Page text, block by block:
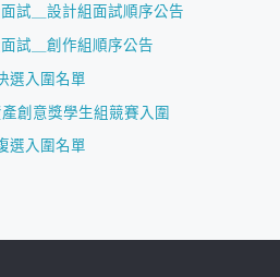
試＿設計組面試順序公告
試＿創作組順序公告
選入圍名單
創意獎學生組競賽入圍
選入圍名單